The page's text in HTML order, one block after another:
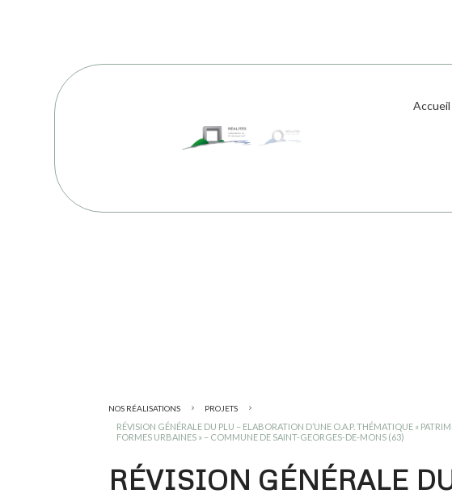
Accueil
NOS RÉALISATIONS 5 PROJETS 5
RÉVISION GÉNÉRALE DU PLU – ELABORATION D’UNE O.A.P. THÉMATIQUE «
FORMES URBAINES » – COMMUNE DE SAINT-GEORGES-DE-MONS (63)
RÉVISION GÉNÉRALE